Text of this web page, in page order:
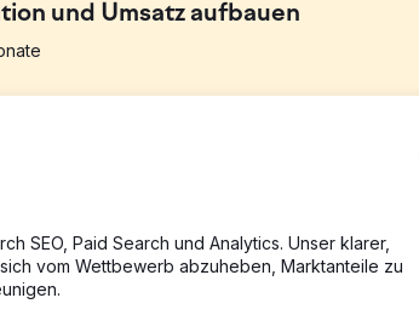
und Umsatz aufbauen
aufzubauen, um ein größeres
auf markenbezogene Keywords, die 6.800
Keywords nicht sichtbar, die ein
Strategie implementiert, die auf häufig
SEO, Paid Search und Analytics. Unser klarer,
vom Wettbewerb abzuheben, Marktanteile zu